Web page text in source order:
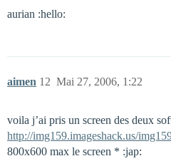
aurian :hello:
aimen Mai 27, 2006, 1:22
12
voila j’ai pris un screen des deux
http://img159.imageshack.us/
800x600 max le screen * :jap: